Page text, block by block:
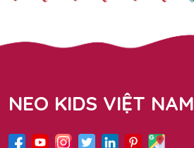
NEO KIDS VIỆT NAM